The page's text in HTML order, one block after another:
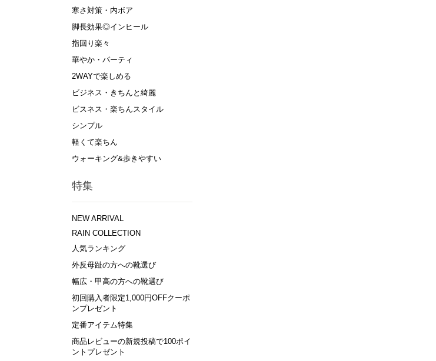
寒さ対策・内ボア
脚長効果◎インヒール
指回り楽々
華やか・パーティ
2WAYで楽しめる
ビジネス・きちんと綺麗
ビスネス・楽ちんスタイル
シンプル
軽くて楽ちん
ウォーキング&歩きやすい
特集
NEW ARRIVAL
RAIN COLLECTION
人気ランキング
外反母趾の方への靴選び
幅広・甲高の方への靴選び
初回購入者限定1,000円OFFクーポ
ンプレゼント
定番アイテム特集
商品レビューの新規投稿で100ポイ
ントプレゼント